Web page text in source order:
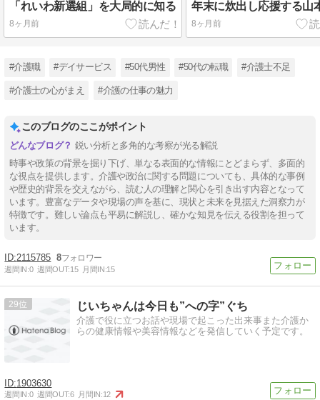
「れいわ新選組」を大局的に知る
8ヶ月前
年末に炊出し応援する山
8ヶ月前
#介護職 #デイサービス #50代男性 #50代の転職 #介護士不足
#介護士の心がまえ #介護の仕事の魅力
このブログのここがポイント
鋭い分析と多角的な考察が光る解説
時事や政策の背景を掘り下げ、単なる表面的な情報にとどまらず、多面的
な視点を提供します。介護や政治に関する問題についても、具体的な事例
や歴史的背景を交えながら、読む人の理解と関心を引き出す内容となって
います。豊富なデータや現場の声を基に、現状と未来を見据えた洞察力が
特徴です。難しい論点も平易に解説し、確かな知見を伝える役割を担って
います。
2115785 8
週間IN:0 週間OUT:15 月間IN:15
29 じいちゃんは今日も”への字”ぐち
介護で役に立つお話や現場で起こった出来事また介護か
らの健康情報や美容情報などを発信していく予定です。
1903630
週間IN:0 週間OUT:6 月間IN:12